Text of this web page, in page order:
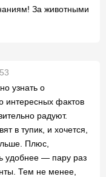
За животными
узнать о
интересных фактов
радуют.
в тупик, и хочется,
Плюс,
удобнее — пару раз
Тем не менее,